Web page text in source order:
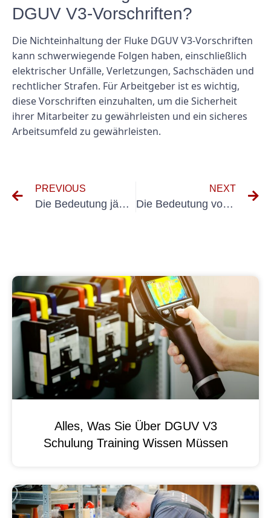
DGUV V3-Vorschriften?
Die Nichteinhaltung der Fluke DGUV V3-Vorschriften
kann schwerwiegende Folgen haben, einschließlich
elektrischer Unfälle, Verletzungen, Sachschäden und
rechtlicher Strafen. Für Arbeitgeber ist es wichtig,
diese Vorschriften einzuhalten, um die Sicherheit
ihrer Mitarbeiter zu gewährleisten und ein sicheres
Arbeitsumfeld zu gewährleisten.
PREVIOUS
Die Bedeutung jährlicher UVV-Inspektionen: Gewährleistung der Sicherheit am Arbeitsplatz
NEXT
Die Bedeutung von KFZ-UVV-Inspektionen für die Fahrzeugsicherheit verstehen
Alles, Was Sie Über DGUV V3
Schulung Training Wissen Müssen